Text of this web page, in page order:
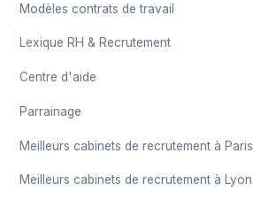
Modèles contrats de travail
Lexique RH & Recrutement
Centre d'aide
Parrainage
Meilleurs cabinets de recrutement à Paris
Meilleurs cabinets de recrutement à Lyon